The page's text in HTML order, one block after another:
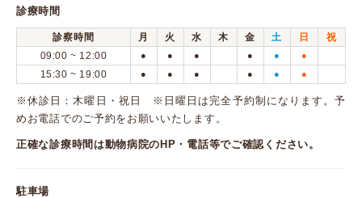
診療時間
診察時間 月 火 水 木 金 土 日
祝
09:00 ~ 12:00
● ● ● ● ● ●
15:30 ~ 19:00 ● ● ● ● ● ●
※休診日：木曜日・祝日 ※日曜日は完全予約制になります。予
めお電話でのご予約をお願いいたします。
正確な診療時間は動物病院のHP・電話等でご確認ください。
駐車場